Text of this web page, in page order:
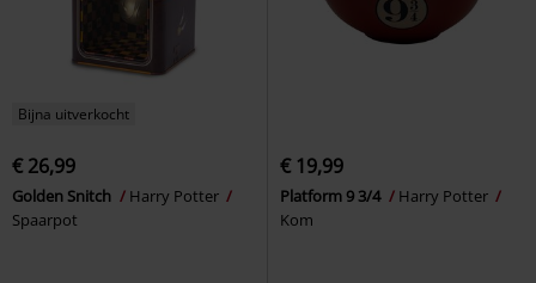
Bijna uitverkocht
€ 26,99
Golden Snitch
Harry Potter
Spaarpot
€ 19,99
Platform 9 3/4
Harry Potter
Kom